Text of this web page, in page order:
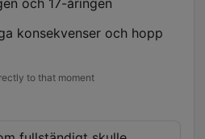
konsekvenser och hopp
to that moment